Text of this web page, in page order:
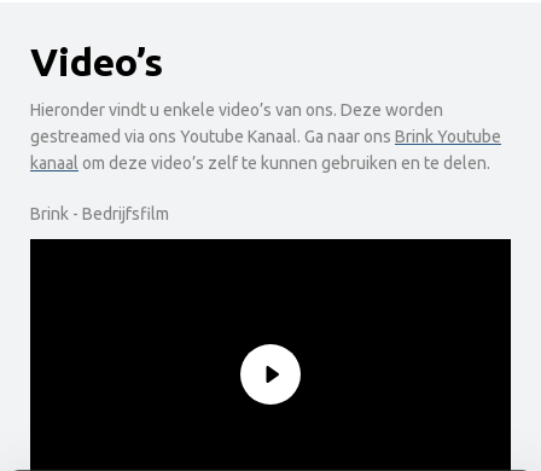
Video’s
Hieronder vindt u enkele video’s van ons. Deze worden
gestreamed via ons Youtube Kanaal. Ga naar ons Brink Youtube
kanaal om deze video’s zelf te kunnen gebruiken en te delen.
Brink - Bedrijfsfilm